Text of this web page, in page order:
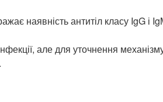
наявність антитіл класу IgG і
але для уточнення